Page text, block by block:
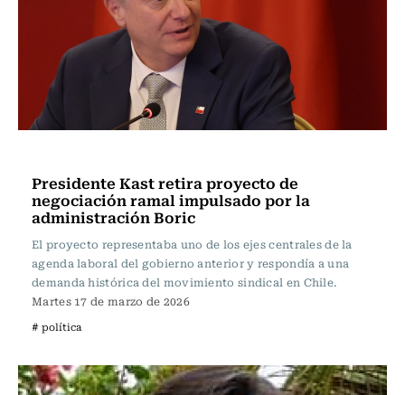
Presidente Kast retira proyecto de
negociación ramal impulsado por la
administración Boric
El proyecto representaba uno de los ejes centrales de la
agenda laboral del gobierno anterior y respondía a una
demanda histórica del movimiento sindical en Chile.
Martes 17 de marzo de 2026
# política